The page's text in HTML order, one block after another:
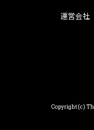
運営会社
Copyright(c)